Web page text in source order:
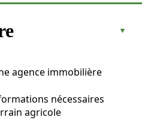
agence immobilière
nécessaires
agricole